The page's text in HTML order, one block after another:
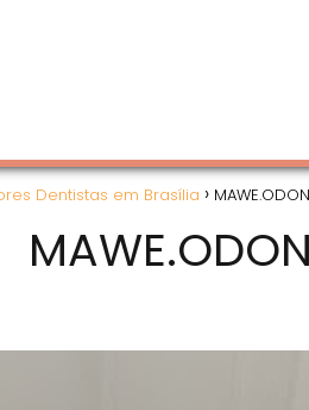
Dentistas em Brasília